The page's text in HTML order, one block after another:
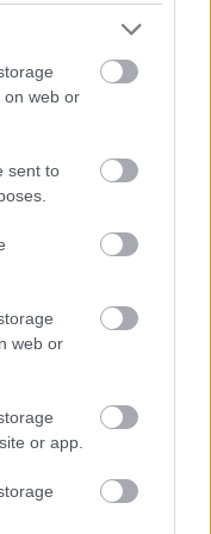
on web or
sent to
web or
or app.
az
határon, mert
ily módon
sokkal több
Bécsbe, úgy
lehet a
Megerősítette,